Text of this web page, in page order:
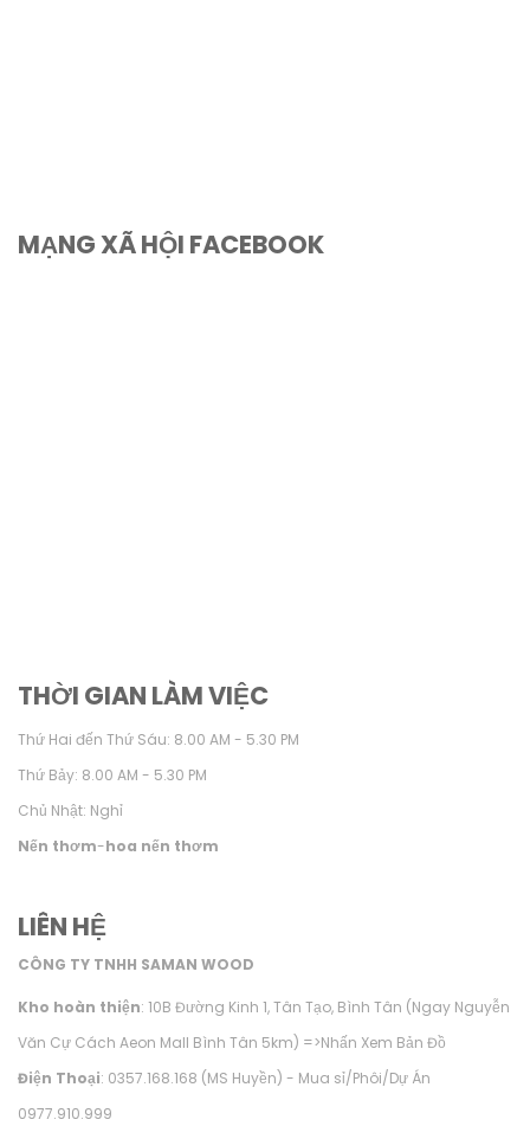
MẠNG XÃ HỘI FACEBOOK
THỜI GIAN LÀM VIỆC
Thứ Hai đến Thứ Sáu: 8.00 AM - 5.30 PM
Thứ Bảy: 8.00 AM - 5.30 PM
Chủ Nhật: Nghỉ
Nến thơm-hoa nến thơm
LIÊN HỆ
CÔNG TY TNHH SAMAN WOOD
Kho hoàn thiện: 10B Đường Kinh 1, Tân Tạo, Bình Tân (Ngay Nguyễn
Văn Cự Cách Aeon Mall Bình Tân 5km) =>Nhấn Xem Bản Đồ
Điện Thoại: 0357.168.168 (MS Huyền) - Mua sỉ/Phôi/Dự Án
0977.910.999